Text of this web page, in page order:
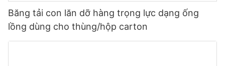
Băng tải con lăn dỡ hàng trọng lực dạng ống
lồng dùng cho thùng/hộp carton